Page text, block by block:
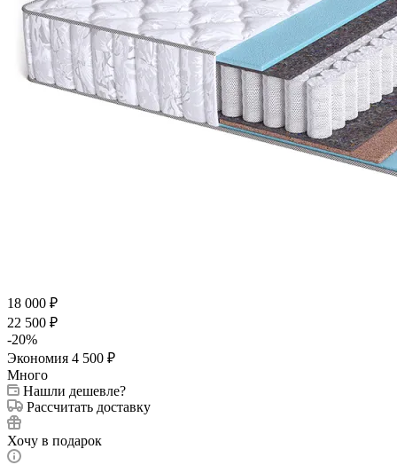
18 000 ₽
22 500 ₽
-20%
Экономия 4 500 ₽
Много
Нашли дешевле?
Рассчитать доставку
Хочу в подарок